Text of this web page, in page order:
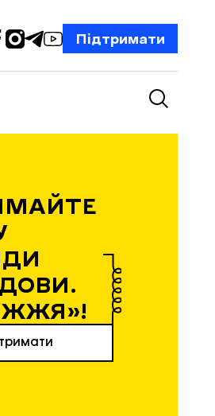
Підтримати